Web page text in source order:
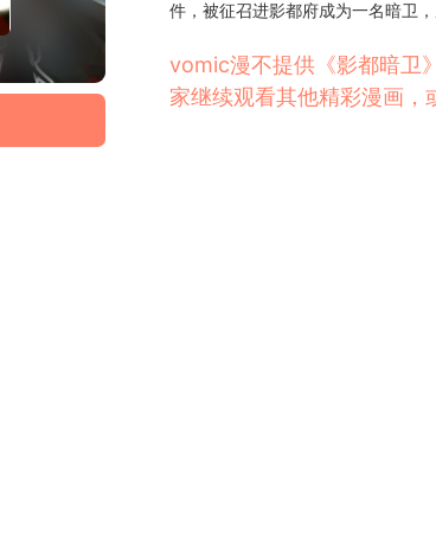
件，被征召进影都府成为一名暗卫
vomic漫不提供《影都暗卫
家继续观看其他精彩漫画，